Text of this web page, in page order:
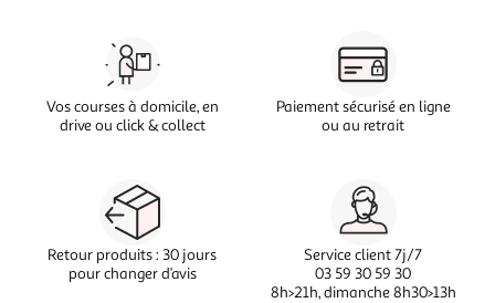
Vos courses à domicile, en
drive ou click & collect
Paiement sécurisé en ligne
ou au retrait
Retour produits : 30 jours
pour changer d’avis
Service client 7j/7
03 59 30 59 30
8h>21h, dimanche 8h30>13h